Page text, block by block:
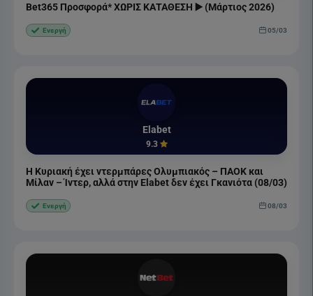
Bet365 Προσφορά* ΧΩΡΙΣ ΚΑΤΑΘΕΣΗ ▶️ (Μάρτιος 2026)
Ενεργή 05/03
Elabet
9.3
Η Κυριακή έχει ντερμπάρες Ολυμπιακός – ΠΑΟΚ και
Μίλαν – Ίντερ, αλλά στην Elabet δεν έχει Γκανιότα (08/03)
Ενεργή 08/03